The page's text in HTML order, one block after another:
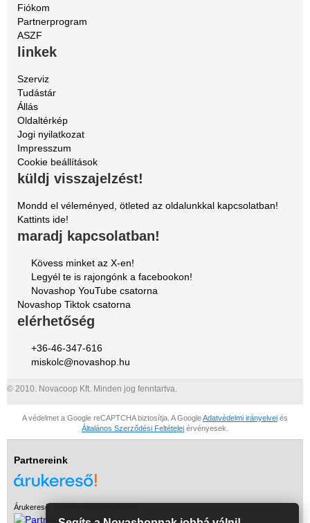
Fiókom
Partnerprogram
ASZF
linkek
Szerviz
Tudástár
Állás
Oldaltérkép
Jogi nyilatkozat
Impresszum
Cookie beállítások
küldj visszajelzést!
Mondd el véleményed, ötleted az oldalunkkal kapcsolatban!
Kattints ide!
maradj kapcsolatban!
Kövess minket az X-en!
Legyél te is rajongónk a facebookon!
Novashop YouTube csatorna
Novashop Tiktok csatorna
elérhetőség
+36-46-347-616
miskolc@novashop.hu
© 2010. Novacoop Kft. Minden jog fenntartva.
A védelmet a Google reCAPTCHA biztosítja. A GoogleAdatvédelmi irányelvei és
Általános Szerződési Feltételei érvényesek.
Partnereink
Árukereső, a hiteles vásárlási kalauz